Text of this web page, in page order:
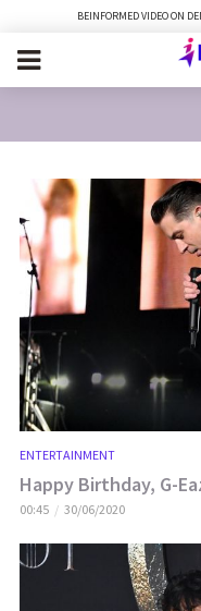
BEINFORMED VIDEO ON
ENTERTAINMENT
Happy Birthday, G-
00:45 30/06/2020